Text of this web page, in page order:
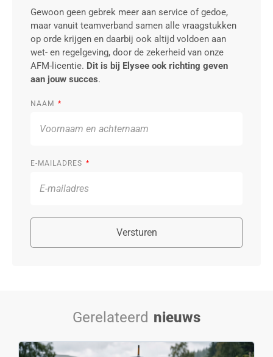
Gewoon geen gebrek meer aan service of gedoe,
maar vanuit teamverband samen alle vraagstukken
op orde krijgen en daarbij ook altijd voldoen aan
wet- en regelgeving, door de zekerheid van onze
AFM-licentie. Dit is bij Elysee ook richting geven
aan jouw succes.
NAAM
E-MAILADRES
Versturen
Gerelateerd nieuws